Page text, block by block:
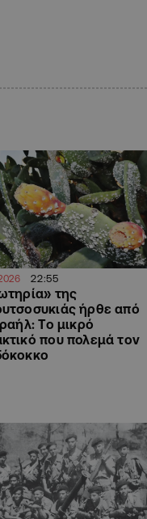
22:55
της
ήρθε από
Το μικρό
που πολεμά τον